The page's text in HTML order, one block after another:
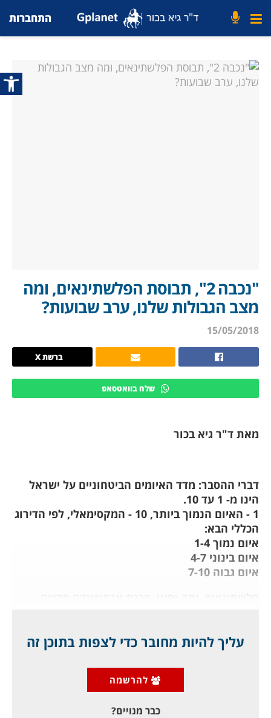
פתח
התחברות
"נכבה 2", תבוסת הפלשתינאים, ומה
מצב הגבולות שלנו, ערב שבועות?
15/05/2018
ברשת X
שלח בוואטסאפ
מאת ד"ר גיא בכור
דברי ההסבר: מדד האיומים הביטחוניים על ישראל
הינו מ- 1 עד 10.
1 - האיום הנמוך ביותר, 10 - המקסימאלי, לפי הדירוג
הכללי הבא:
איום נמוך 1-4
איום בינוני 4-7
איום גבוה 7-10
הפלשתינאים בשבועות האחרונים, עם דגש על
פרובוקציית "יום הנכבה" השבוע. האירועים אמנם לא
הסתיימו, אך הנזקים שהמיטו הערבים בעזה
עליך להיות מחובר כדי לצפות בתוכן זה
להרשמה
כבר מנויים?